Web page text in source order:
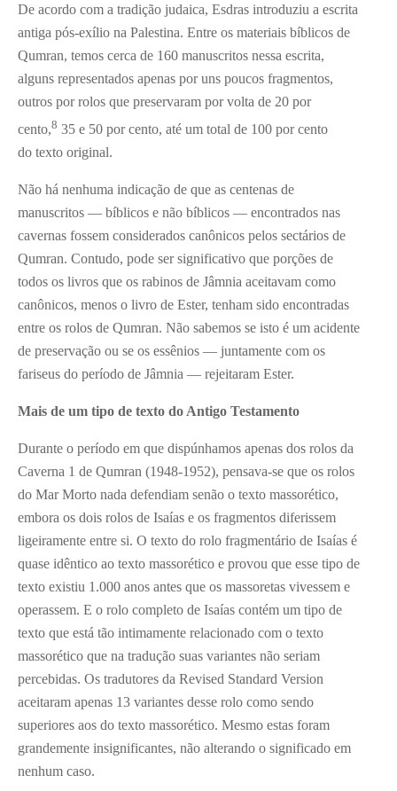
De acordo com a tradição judaica, Esdras introduziu a escrita
antiga pós-exílio na Palestina. Entre os materiais bíblicos de
Qumran, temos cerca de 160 manuscritos nessa escrita,
alguns representados apenas por uns poucos fragmentos,
outros por rolos que preservaram por volta de 20 por
cento,8 35 e 50 por cento, até um total de 100 por cento
do texto original.
Não há nenhuma indicação de que as centenas de
manuscritos — bíblicos e não bíblicos — encontrados nas
cavernas fossem considerados canônicos pelos sectários de
Qumran. Contudo, pode ser significativo que porções de
todos os livros que os rabinos de Jâmnia aceitavam como
canônicos, menos o livro de Ester, tenham sido encontradas
entre os rolos de Qumran. Não sabemos se isto é um acidente
de preservação ou se os essênios — juntamente com os
fariseus do período de Jâmnia — rejeitaram Ester.
Mais de um tipo de texto do Antigo Testamento
Durante o período em que dispúnhamos apenas dos rolos da
Caverna 1 de Qumran (1948-1952), pensava-se que os rolos
do Mar Morto nada defendiam senão o texto massorético,
embora os dois rolos de Isaías e os fragmentos diferissem
ligeiramente entre si. O texto do rolo fragmentário de Isaías é
quase idêntico ao texto massorético e provou que esse tipo de
texto existiu 1.000 anos antes que os massoretas vivessem e
operassem. E o rolo completo de Isaías contém um tipo de
texto que está tão intimamente relacionado com o texto
massorético que na tradução suas variantes não seriam
percebidas. Os tradutores da Revised Standard Version
aceitaram apenas 13 variantes desse rolo como sendo
superiores aos do texto massorético. Mesmo estas foram
grandemente insignificantes, não alterando o significado em
nenhum caso.